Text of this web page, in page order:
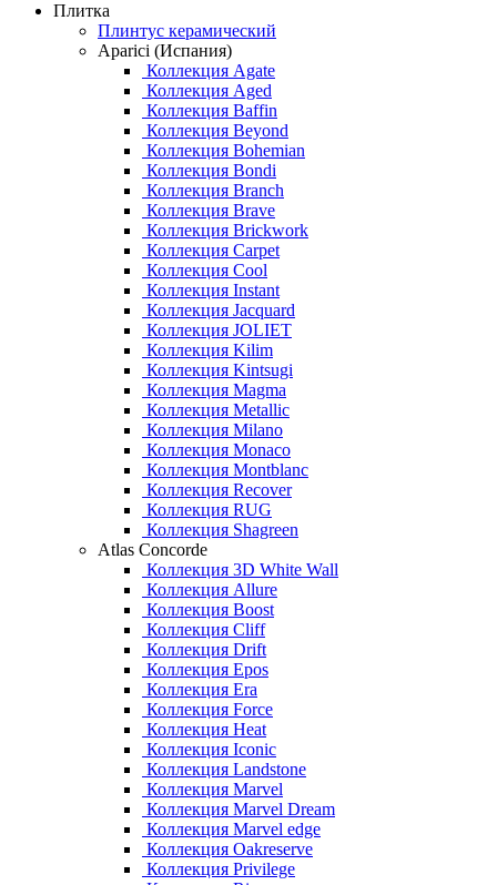
Плитка
Плинтус керамический
Aparici (Испания)
Коллекция Agate
Коллекция Aged
Коллекция Baffin
Коллекция Beyond
Коллекция Bohemian
Коллекция Bondi
Коллекция Branch
Коллекция Brave
Коллекция Brickwork
Коллекция Carpet
Коллекция Cool
Коллекция Instant
Коллекция Jacquard
Коллекция JOLIET
Коллекция Kilim
Коллекция Kintsugi
Коллекция Magma
Коллекция Metallic
Коллекция Milano
Коллекция Monaco
Коллекция Montblanc
Коллекция Recover
Коллекция RUG
Коллекция Shagreen
Atlas Concorde
Коллекция 3D White Wall
Коллекция Allure
Коллекция Boost
Коллекция Cliff
Коллекция Drift
Коллекция Epos
Коллекция Era
Коллекция Force
Коллекция Heat
Коллекция Iconic
Коллекция Landstone
Коллекция Marvel
Коллекция Marvel Dream
Коллекция Marvel edge
Коллекция Oakreserve
Коллекция Privilege